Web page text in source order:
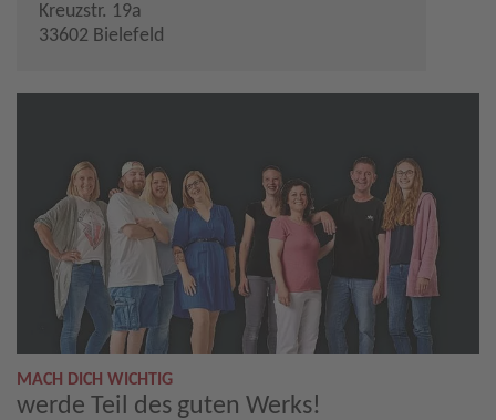
Kreuzstr. 19a
33602 Bielefeld
MACH DICH WICHTIG
werde Teil des guten Werks!